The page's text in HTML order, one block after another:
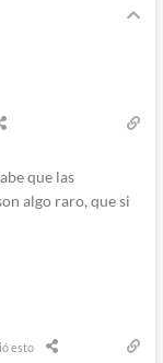
que las
algo raro, que si
esto